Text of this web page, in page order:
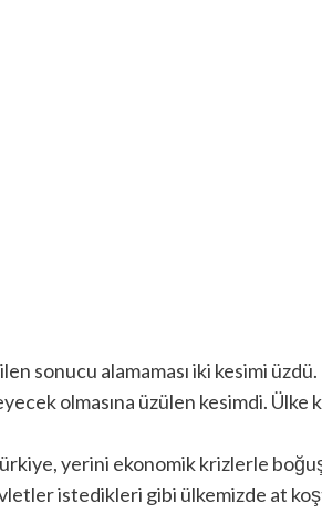
sonucu alamaması iki kesimi üzdü.
olmasına üzülen kesimdi.
yerini ekonomik krizlerle
istedikleri gibi ülkemizde at